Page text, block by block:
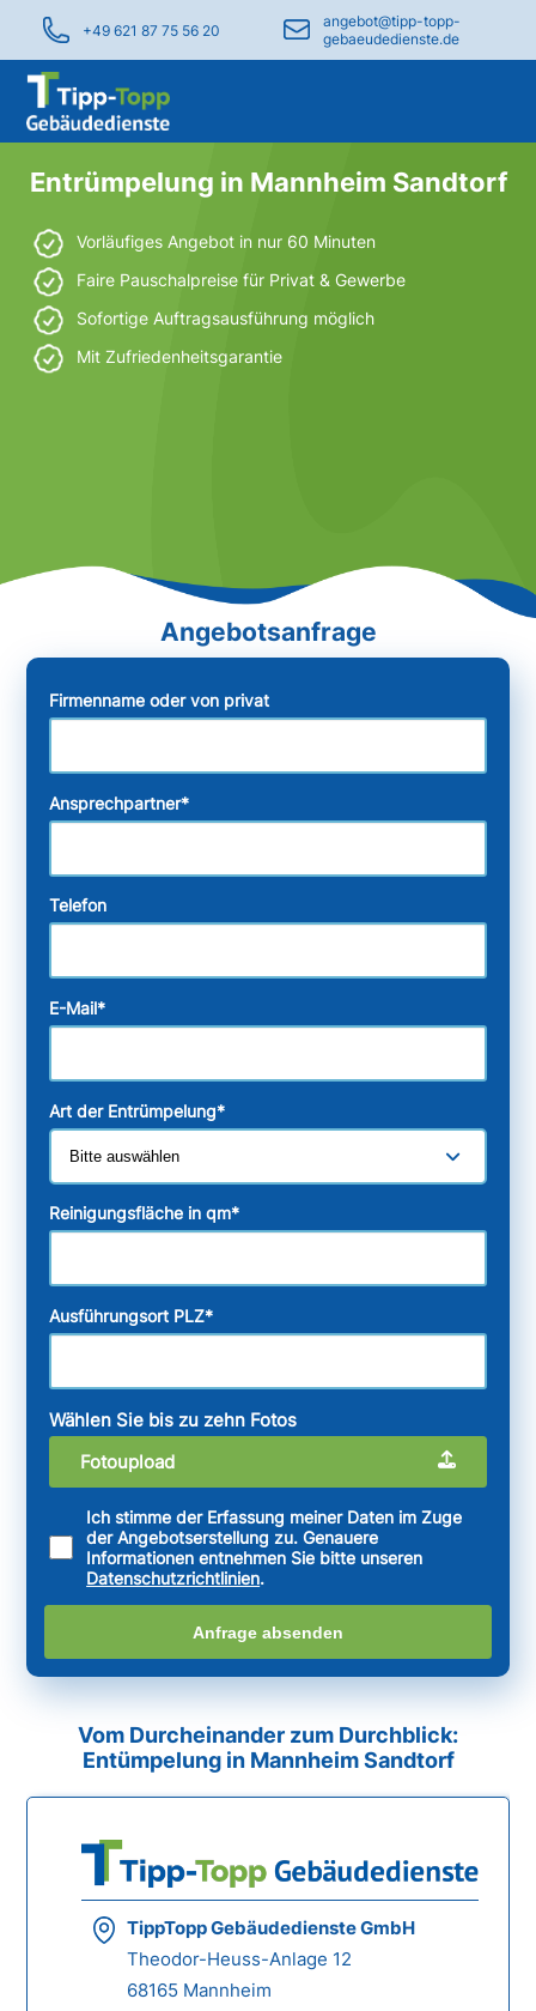
+49 621 87 75 56 20
angebot@tipp-topp-
gebaeudedienste.de
Entrümpelung in Mannheim Sandtorf
Vorläufiges Angebot in nur 60 Minuten
Faire Pauschalpreise für Privat & Gewerbe
Sofortige Auftragsausführung möglich
Mit Zufriedenheitsgarantie
Firmenname oder von privat
Ansprechpartner*
Telefon
E-Mail*
Art der Entrümpelung*
Reinigungsfläche in qm*
Ausführungsort PLZ*
Wählen Sie bis zu zehn Fotos
Fotoupload
Ich stimme der Erfassung meiner Daten im Zuge
der Angebotserstellung zu. Genauere
Informationen entnehmen Sie bitte unseren
Datenschutzrichtlinien.
Anfrage absenden
Vom Durcheinander zum Durchblick:
Entümpelung in Mannheim Sandtorf
TippTopp Gebäudedienste GmbH
Theodor-Heuss-Anlage 12
68165 Mannheim